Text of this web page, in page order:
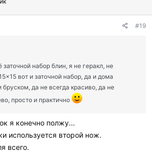
#19
набор блин, я не геракл, не
вот и заточной набор, да и дома
да не всегда красиво, да не
просто и практично
я конечно полжу...
используется второй нож.
всего.